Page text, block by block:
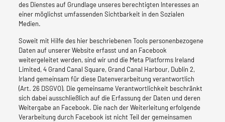
des Dienstes auf Grundlage unseres berechtigten Interesses an
einer möglichst umfassenden Sichtbarkeit in den Sozialen
Medien.
Soweit mit Hilfe des hier beschriebenen Tools personenbezogene
Daten auf unserer Website erfasst und an Facebook
weitergeleitet werden, sind wir und die Meta Platforms Ireland
Limited, 4 Grand Canal Square, Grand Canal Harbour, Dublin 2,
Irland gemeinsam für diese Datenverarbeitung verantwortlich
(Art. 26 DSGVO). Die gemeinsame Verantwortlichkeit beschränkt
sich dabei ausschließlich auf die Erfassung der Daten und deren
Weitergabe an Facebook. Die nach der Weiterleitung erfolgende
Verarbeitung durch Facebook ist nicht Teil der gemeinsamen